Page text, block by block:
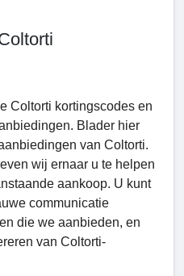
Coltorti kortingscodes en
Blader hier
van Coltorti.
wij ernaar u te helpen
aankoop. U kunt
communicatie
die we aanbieden, en
van Coltorti-